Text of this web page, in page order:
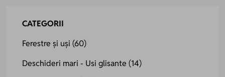
CATEGORII
Ferestre și uși (60)
Deschideri mari - Usi glisante (14)